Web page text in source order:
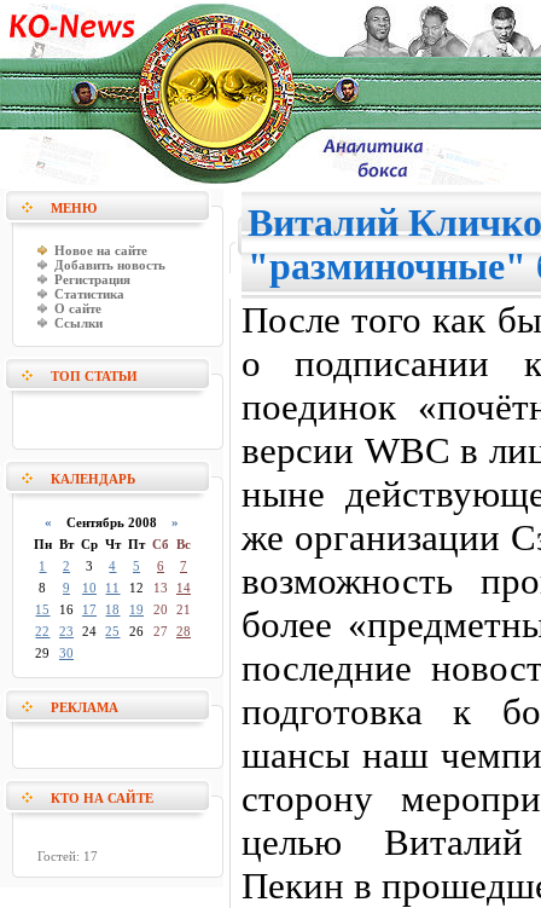
МЕНЮ
Новое на сайте
Добавить новость
Регистрация
Статистика
О сайте
Ссылки
ТОП СТАТЬИ
КАЛЕНДАРЬ
« Сентябрь 2008»
Пн Вт Ср Чт Пт Сб Вс
1
2 3 4 5 6
7
8
9 10 11 12 13
14
15
16 17 18 19 20
21
22
23 24 25 26 27
28
29
30
РЕКЛАМА
КТО НА САЙТЕ
Гостей: 17
Виталий
"разминочные"
После того как
о подписании
поединок
версии WBC в
ныне
же организации
возможность
более
последние
подготовка к
шансы наш
сторону
целью
Пекин в